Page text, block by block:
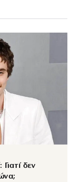
Γιατί δεν